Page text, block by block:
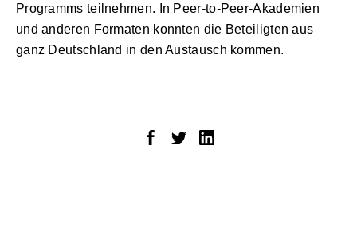
Programms teilnehmen. In Peer-to-Peer-Akademien
und anderen Formaten konnten die Beteiligten aus
ganz Deutschland in den Austausch kommen.